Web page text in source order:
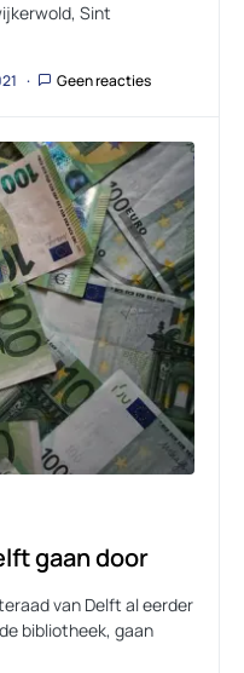
Sint
Geen reacties
gaan door
van Delft al eerder
bibliotheek, gaan